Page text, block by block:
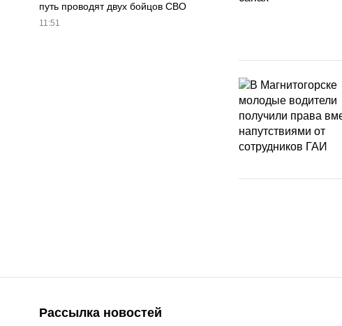
путь проводят двух бойцов СВО
11:51
Рассылка новостей